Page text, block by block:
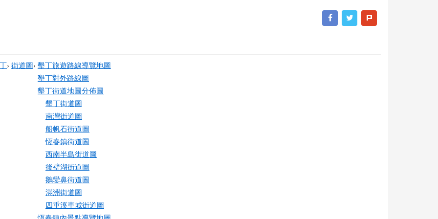
› 街道圖› 墾丁旅遊路線導覽地圖
墾丁對外路線圖
墾丁街道地圖分佈圖
墾丁街道圖
南灣街道圖
船帆石街道圖
恆春鎮街道圖
西南半島街道圖
後壁湖街道圖
鵝鑾鼻街道圖
滿洲街道圖
四重溪車城街道圖